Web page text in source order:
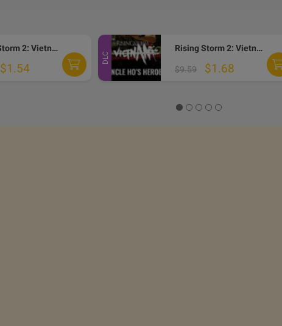
Rising Storm 2: Vietnam - Man Down Under DLC Steam CD Key
$1.54
DLC
Rising Storm 2: Vietnam - Uncle Ho's Heroes DLC Steam CD Key
$9.59 $1.68